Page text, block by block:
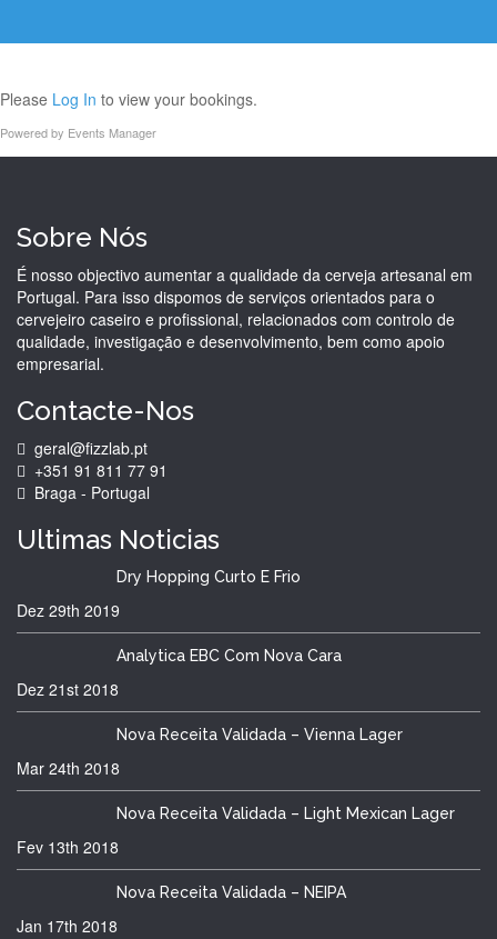
Please Log In to view your bookings.
Powered by Events Manager
Sobre Nós
É nosso objectivo aumentar a qualidade da cerveja artesanal em
Portugal. Para isso dispomos de serviços orientados para o
cervejeiro caseiro e profissional, relacionados com controlo de
qualidade, investigação e desenvolvimento, bem como apoio
empresarial.
Contacte-Nos
geral@fizzlab.pt
+351 91 811 77 91
Braga - Portugal
Ultimas Noticias
Dry Hopping Curto E Frio
Dez 29th 2019
Analytica EBC Com Nova Cara
Dez 21st 2018
Nova Receita Validada – Vienna Lager
Mar 24th 2018
Nova Receita Validada – Light Mexican Lager
Fev 13th 2018
Nova Receita Validada – NEIPA
Jan 17th 2018